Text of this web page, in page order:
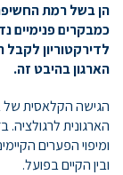
הן בשל רמת
כמבקרים
לדירקטוריון
הארגון בהיבט זה.
הגישה הקלאסית של
הארגונית לרגולציה.
ומיפוי הפערים
ובין הקיים בפועל.